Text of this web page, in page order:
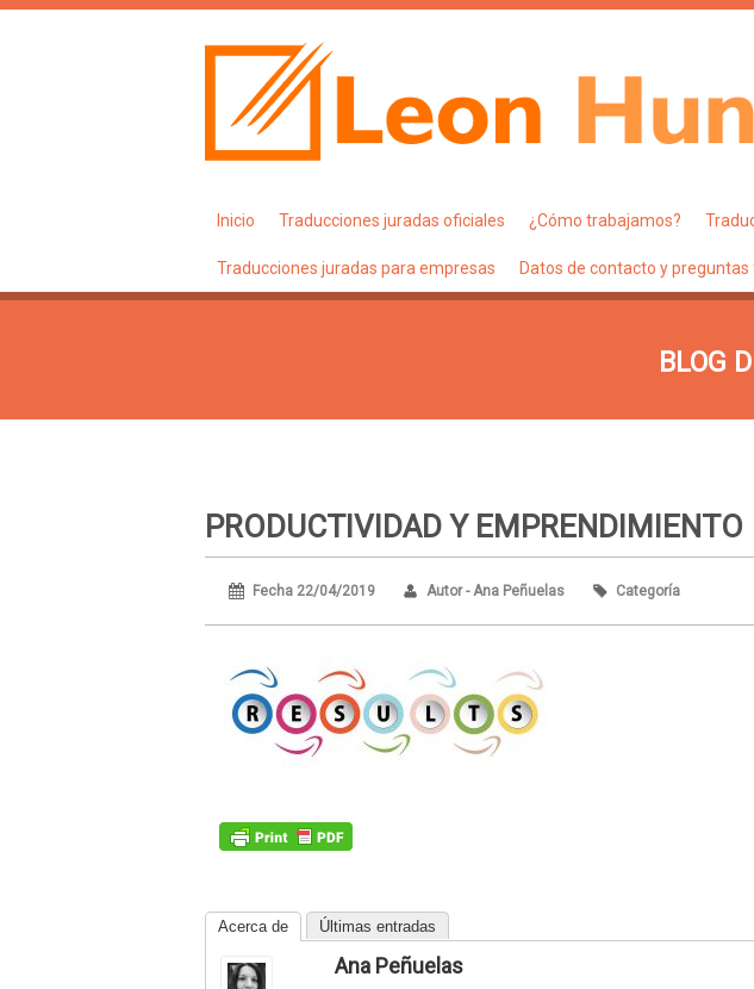
Inicio Traducciones juradas oficiales ¿Cómo trabajamos?
Traducciones juradas para empresas Datos de contacto y
BLOG
PRODUCTIVIDAD Y EMPRENDIMIENTO
Fecha 22/04/2019 Autor - Ana Peñuelas Categoría
Acerca de Últimas entradas
Ana Peñuelas